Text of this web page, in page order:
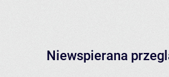
Niewspierana